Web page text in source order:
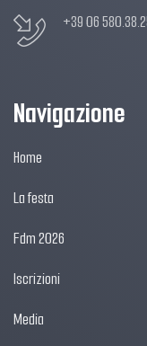
+39 06
Navigazione
Home
La festa
Fdm 2026
Iscrizioni
Media